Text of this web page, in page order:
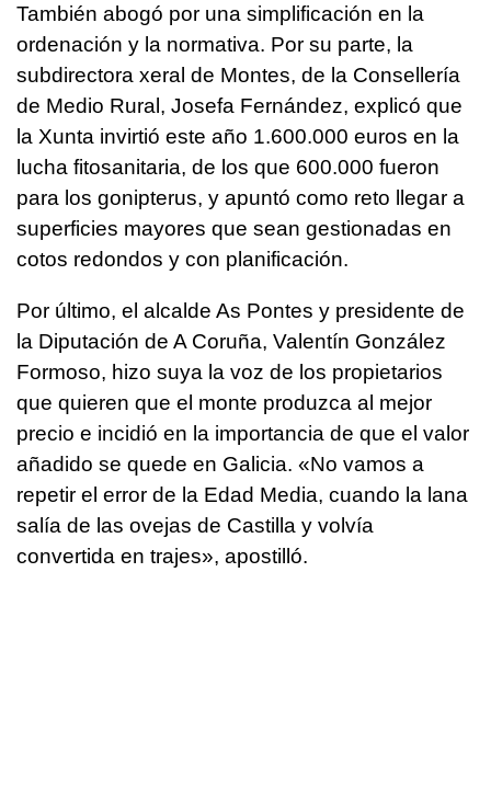
También abogó por una simplificación en la
ordenación y la normativa. Por su parte, la
subdirectora xeral de Montes, de la Consellería
de Medio Rural, Josefa Fernández, explicó que
la Xunta invirtió este año 1.600.000 euros en la
lucha fitosanitaria, de los que 600.000 fueron
para los gonipterus, y apuntó como reto llegar a
superficies mayores que sean gestionadas en
cotos redondos y con planificación.
Por último, el alcalde As Pontes y presidente de
la Diputación de A Coruña, Valentín González
Formoso, hizo suya la voz de los propietarios
que quieren que el monte produzca al mejor
precio e incidió en la importancia de que el valor
añadido se quede en Galicia. «No vamos a
repetir el error de la Edad Media, cuando la lana
salía de las ovejas de Castilla y volvía
convertida en trajes», apostilló.